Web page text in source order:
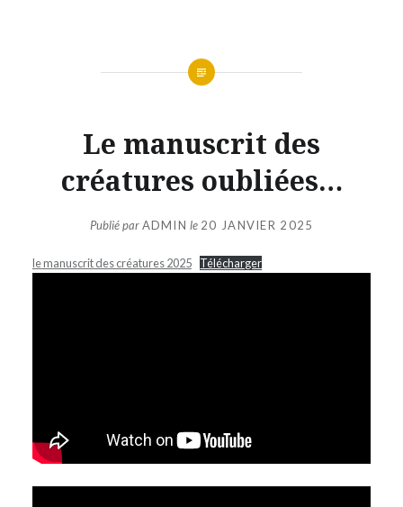
Le manuscrit des
créatures oubliées…
Publié parADMIN le 20 JANVIER 2025
le manuscrit des créatures 2025 Télécharger